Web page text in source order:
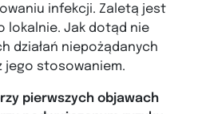
infekcji. Zaletą jest
lokalnie. Jak dotąd nie
działań niepożądanych
jego stosowaniem.
pierwszych objawach